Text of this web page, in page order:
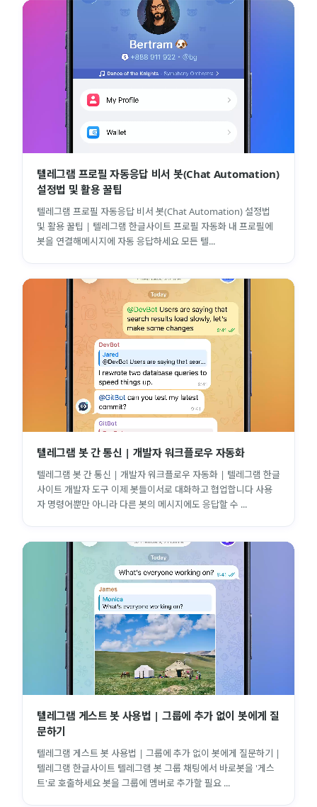
텔레그램 프로필 자동응답 비서 봇(Chat Automation)
설정법 및 활용 꿀팁
텔레그램 프로필 자동응답 비서 봇(Chat Automation) 설정법
및 활용 꿀팁 | 텔레그램 한글사이트 프로필 자동화 내 프로필에
봇을 연결해메시지에 자동 응답하세요 모든 텔...
텔레그램 봇 간 통신 | 개발자 워크플로우 자동화
텔레그램 봇 간 통신 | 개발자 워크플로우 자동화 | 텔레그램 한글
사이트 개발자 도구 이제 봇들이서로 대화하고 협업합니다 사용
자 명령어뿐만 아니라 다른 봇의 메시지에도 응답할 수 ...
텔레그램 게스트 봇 사용법 | 그룹에 추가 없이 봇에게 질
문하기
텔레그램 게스트 봇 사용법 | 그룹에 추가 없이 봇에게 질문하기 |
텔레그램 한글사이트 텔레그램 봇 그룹 채팅에서 바로봇을 '게스
트'로 호출하세요 봇을 그룹에 멤버로 추가할 필요 ...